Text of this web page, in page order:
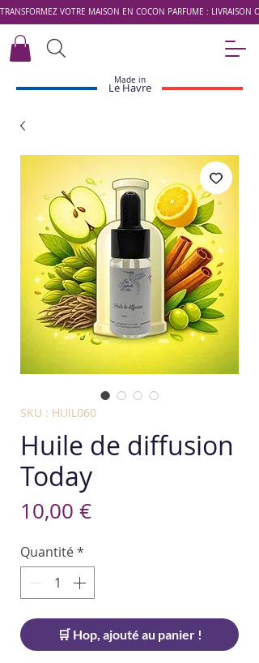
TRANSFORMEZ VOTRE MAISON EN COCON PARFUMÉ : LIVRAISON
Made in
Le Havre
SKU : HUIL060
Huile de diffusion
Today
10,00 €Prix
Quantité*
🛒 Hop, ajouté au panier !